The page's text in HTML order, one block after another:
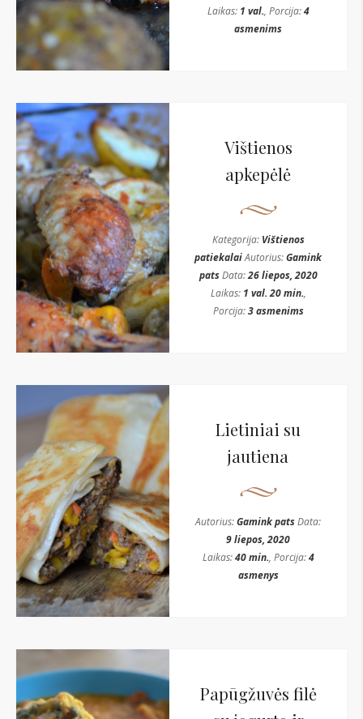
Laikas: 1 val., Porcija:4
asmenims
Vištienos
apkepėlė
Kategorija: Vištienos
patiekalaiAutorius:Gamink
patsData:26 liepos, 2020
Laikas: 1 val. 20 min.,
Porcija:3 asmenims
Lietiniai su
jautiena
Autorius:Gamink patsData:
9 liepos, 2020
Laikas:40 min., Porcija:4
asmenys
Papūgžuvės filė